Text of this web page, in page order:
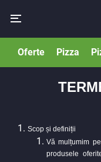
Oferte Pizza
Scop și definiții
Vă mulțumim
produsele